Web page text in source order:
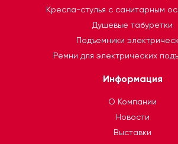
Кресла-стулья с санитарным
Душевые табуретки
Подъемники
Ремни для электрических
Информация
О Компании
Новости
Выставки